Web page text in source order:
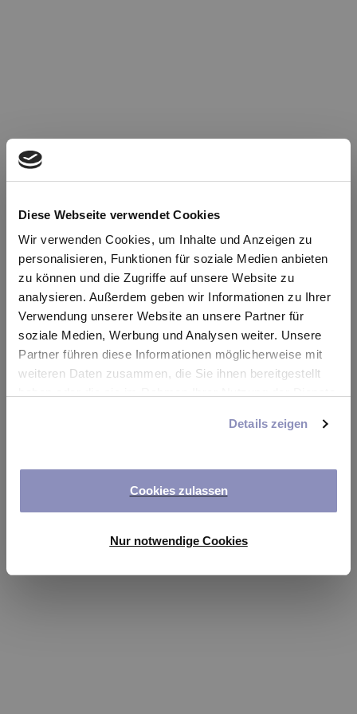
Diese Webseite verwendet Cookies
Wir verwenden Cookies, um Inhalte und Anzeigen zu
personalisieren, Funktionen für soziale Medien anbieten
zu können und die Zugriffe auf unsere Website zu
analysieren. Außerdem geben wir Informationen zu Ihrer
Verwendung unserer Website an unsere Partner für
soziale Medien, Werbung und Analysen weiter. Unsere
Partner führen diese Informationen möglicherweise mit
weiteren Daten zusammen, die Sie ihnen bereitgestellt
anpassen oder widerrufen. Weitere Details hierzu finden
Details zeigen
Cookies zulassen
Nur notwendige Cookies
Oops!
Something went wrong. Please try refreshing the
app
Refresh